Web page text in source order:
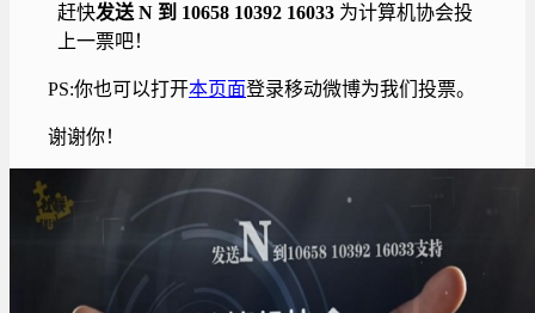
赶快发送 N 到 10658 10392 16033 为计算机协会投
上一票吧！
PS:你也可以打开本页面登录移动微博为我们投票。
谢谢你！